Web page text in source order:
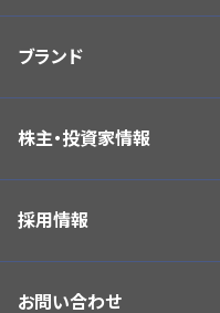
ブランド
株主・投資家情報
採用情報
お問い合わせ